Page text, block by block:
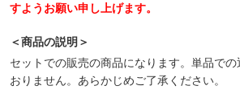
すようお願い申し上げます。
＜商品の説明＞
セットでの販売の商品になります。単品で
おりません。あらかじめご了承ください。